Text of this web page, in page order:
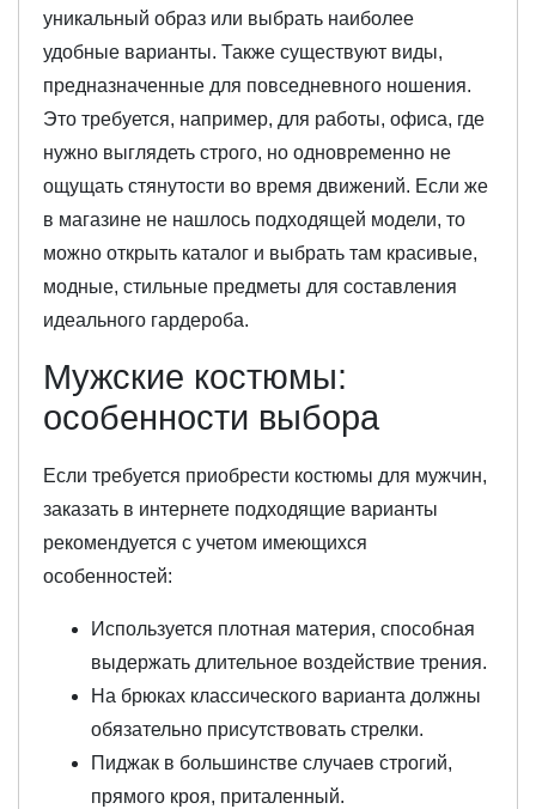
уникальный образ или выбрать наиболее
удобные варианты. Также существуют виды,
предназначенные для повседневного ношения.
Это требуется, например, для работы, офиса, где
нужно выглядеть строго, но одновременно не
ощущать стянутости во время движений. Если же
в магазине не нашлось подходящей модели, то
можно открыть каталог и выбрать там красивые,
модные, стильные предметы для составления
идеального гардероба.
Мужские костюмы:
особенности выбора
Если требуется приобрести костюмы для мужчин,
заказать в интернете подходящие варианты
рекомендуется с учетом имеющихся
особенностей:
Используется плотная материя, способная
выдержать длительное воздействие трения.
На брюках классического варианта должны
обязательно присутствовать стрелки.
Пиджак в большинстве случаев строгий,
прямого кроя, приталенный.